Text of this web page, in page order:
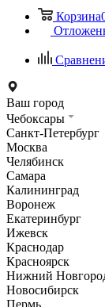
Корзина
Ваш город
Чебоксары
Санкт-Петербург
Москва
Челябинск
Самара
Калининград
Воронеж
Екатеринбург
Ижевск
Краснодар
Красноярск
Нижний
Новосибирск
Пермь